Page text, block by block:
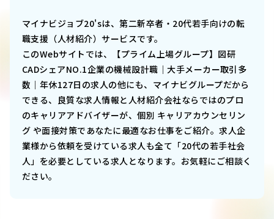
マイナビジョブ20'sは、第二新卒者・20代若手向けの転
職支援（人材紹介）サービスです。
このWebサイトでは、
【プライム上場グループ】図研
CADシェアNO.1企業の機械設計職｜大手メーカー取引多
数｜年休127日 の求人の他にも、マイナビグループだから
できる、良質な求人情報と人材紹介会社ならではのプロ
のキャリアアドバイザーが、個別 キャリアカウンセリン
グ や面接対策であなたに最適なお仕事をご紹介。求人企
業様から依頼を受けている求人も全て「20代の若手社会
人」を必要としている求人となります。お気軽にご相談く
ださい。